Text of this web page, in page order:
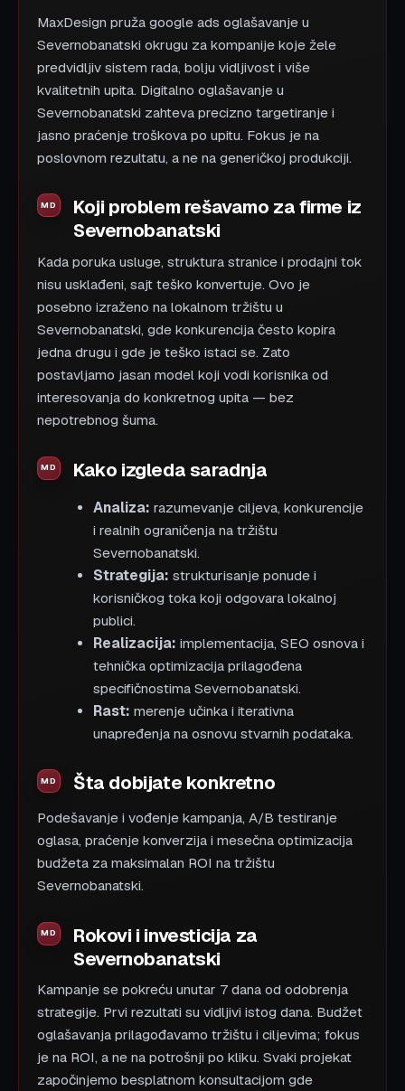
MaxDesign pruža google ads oglašavanje u
Severnobanatski okrugu za kompanije koje žele
predvidljiv sistem rada, bolju vidljivost i više
kvalitetnih upita. Digitalno oglašavanje u
Severnobanatski zahteva precizno targetiranje i
jasno praćenje troškova po upitu. Fokus je na
poslovnom rezultatu, a ne na generičkoj produkciji.
Koji problem rešavamo za firme iz
Severnobanatski
Kada poruka usluge, struktura stranice i prodajni tok
nisu usklađeni, sajt teško konvertuje. Ovo je
posebno izraženo na lokalnom tržištu u
Severnobanatski, gde konkurencija često kopira
jedna drugu i gde je teško istaci se. Zato
postavljamo jasan model koji vodi korisnika od
interesovanja do konkretnog upita — bez
nepotrebnog šuma.
Kako izgleda saradnja
Analiza: razumevanje ciljeva, konkurencije
i realnih ograničenja na tržištu
Severnobanatski.
Strategija: strukturisanje ponude i
korisničkog toka koji odgovara lokalnoj
publici.
Realizacija: implementacija, SEO osnova i
tehnička optimizacija prilagođena
specifičnostima Severnobanatski.
Rast: merenje učinka i iterativna
unapređenja na osnovu stvarnih podataka.
Šta dobijate konkretno
Podešavanje i vođenje kampanja, A/B testiranje
oglasa, praćenje konverzija i mesečna optimizacija
budžeta za maksimalan ROI na tržištu
Severnobanatski.
Rokovi i investicija za
Severnobanatski
Kampanje se pokreću unutar 7 dana od odobrenja
strategije. Prvi rezultati su vidljivi istog dana. Budžet
oglašavanja prilagođavamo tržištu i ciljevima; fokus
je na ROI, a ne na potrošnji po kliku. Svaki projekat
započinjemo besplatnom konsultacijom gde